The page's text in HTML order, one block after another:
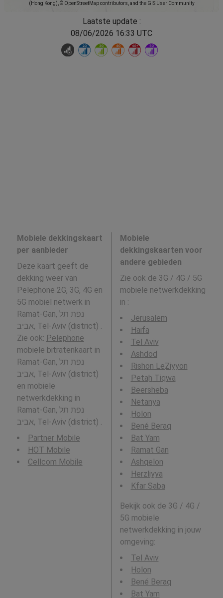
(Hong Kong), © OpenStreetMap contributors, and the GIS User Community
Laatste update :
08/06/2026 16:33 UTC
Mobiele dekkingskaart
per aanbieder
Deze kaart geeft de
dekking weer van
Pelephone 2G, 3G, 4G en
5G mobiel netwerk in
Ramat-Gan, נפת תל
אביב, Tel-Aviv (district) .
Zie ook: Pelephone
mobiele bitratenkaart in
Ramat-Gan, נפת תל
אביב, Tel-Aviv (district)
en mobiele
netwerkdekking in
Ramat-Gan, נפת תל
אביב, Tel-Aviv (district) .
Partner Mobile
HOT Mobile
Cellcom Mobile
Mobiele
dekkingskaarten voor
andere gebieden
Zie ook de 3G / 4G / 5G
mobiele netwerkdekking
in :
Jerusalem
Haifa
Tel Aviv
Ashdod
Rishon LeẔiyyon
Petaẖ Tiqwa
Beersheba
Netanya
H̱olon
Bené Beraq
Bat Yam
Ramat Gan
Ashqelon
Herzliyya
Kfar Saba
Bekijk ook de 3G / 4G /
5G mobiele
netwerkdekking in jouw
omgeving:
Tel Aviv
H̱olon
Bené Beraq
Bat Yam